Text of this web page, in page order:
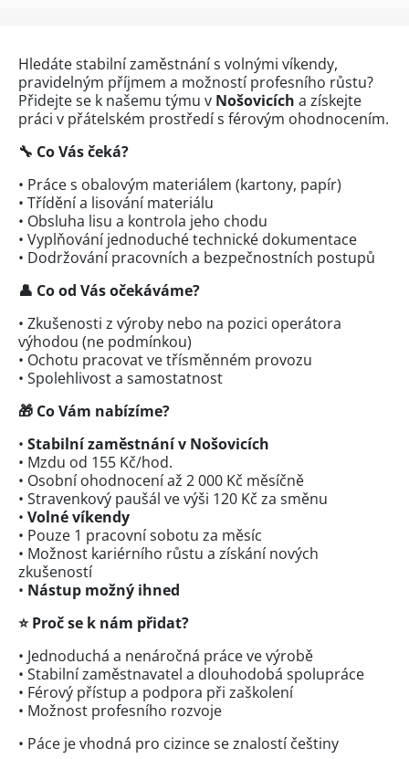
Hledáte stabilní zaměstnání s volnými víkendy,
pravidelným příjmem a možností profesního růstu?
Přidejte se k našemu týmu v Nošovicích a získejte
práci v přátelském prostředí s férovým ohodnocením.
🔧 Co Vás čeká?
• Práce s obalovým materiálem (kartony, papír)
• Třídění a lisování materiálu
• Obsluha lisu a kontrola jeho chodu
• Vyplňování jednoduché technické dokumentace
• Dodržování pracovních a bezpečnostních postupů
👤 Co od Vás očekáváme?
• Zkušenosti z výroby nebo na pozici operátora
výhodou (ne podmínkou)
• Ochotu pracovat ve třísměnném provozu
• Spolehlivost a samostatnost
🎁 Co Vám nabízíme?
• Stabilní zaměstnání v Nošovicích
• Mzdu od 155 Kč/hod.
• Osobní ohodnocení až 2 000 Kč měsíčně
• Stravenkový paušál ve výši 120 Kč za směnu
• Volné víkendy
• Pouze 1 pracovní sobotu za měsíc
• Možnost kariérního růstu a získání nových
zkušeností
• Nástup možný ihned
⭐Proč se k nám přidat?
• Jednoduchá a nenáročná práce ve výrobě
• Stabilní zaměstnavatel a dlouhodobá spolupráce
• Férový přístup a podpora při zaškolení
• Možnost profesního rozvoje
• Páce je vhodná pro cizince se znalostí češtiny